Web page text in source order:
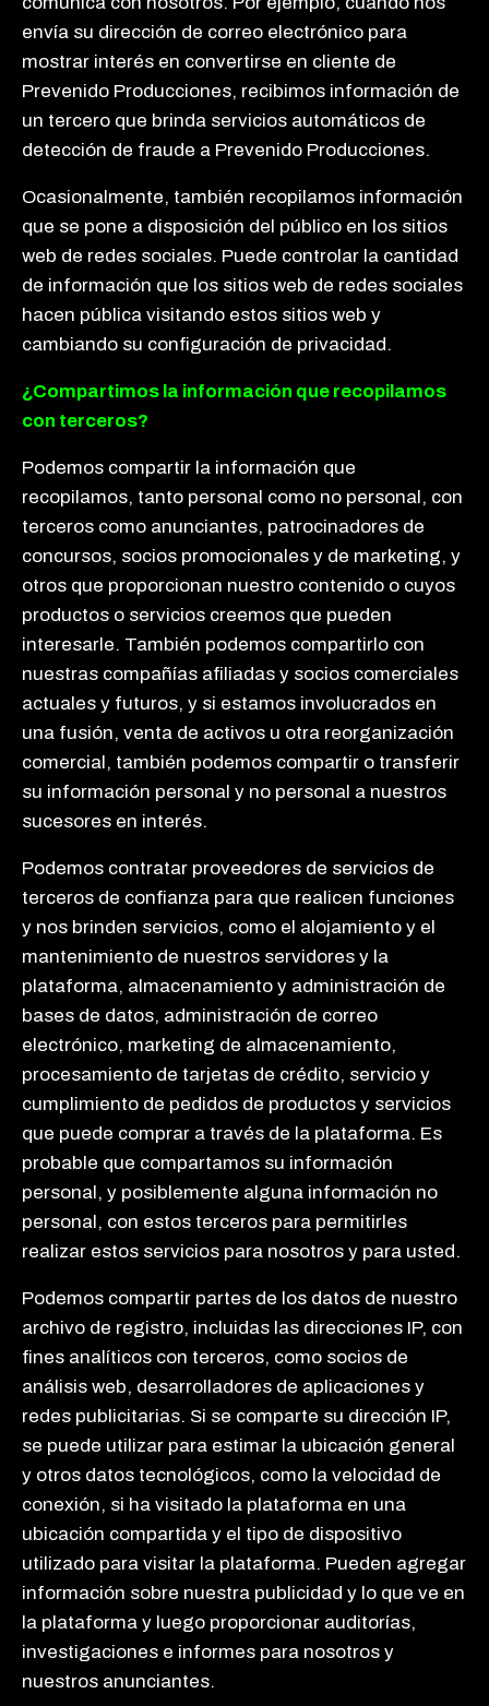
envía su dirección de correo electrónico para
mostrar interés en convertirse en cliente de
Prevenido Producciones, recibimos información de
un tercero que brinda servicios automáticos de
detección de fraude a Prevenido Producciones.
Ocasionalmente, también recopilamos información
que se pone a disposición del público en los sitios
web de redes sociales. Puede controlar la cantidad
de información que los sitios web de redes sociales
hacen pública visitando estos sitios web y
cambiando su configuración de privacidad.
¿Compartimos la información que recopilamos
con terceros?
Podemos compartir la información que
recopilamos, tanto personal como no personal, con
terceros como anunciantes, patrocinadores de
concursos, socios promocionales y de marketing, y
otros que proporcionan nuestro contenido o cuyos
productos o servicios creemos que pueden
interesarle. También podemos compartirlo con
nuestras compañías afiliadas y socios comerciales
actuales y futuros, y si estamos involucrados en
una fusión, venta de activos u otra reorganización
comercial, también podemos compartir o transferir
su información personal y no personal a nuestros
sucesores en interés.
Podemos contratar proveedores de servicios de
terceros de confianza para que realicen funciones
y nos brinden servicios, como el alojamiento y el
mantenimiento de nuestros servidores y la
plataforma, almacenamiento y administración de
bases de datos, administración de correo
electrónico, marketing de almacenamiento,
procesamiento de tarjetas de crédito, servicio y
cumplimiento de pedidos de productos y servicios
que puede comprar a través de la plataforma. Es
probable que compartamos su información
personal, y posiblemente alguna información no
personal, con estos terceros para permitirles
realizar estos servicios para nosotros y para usted.
Podemos compartir partes de los datos de nuestro
archivo de registro, incluidas las direcciones IP, con
fines analíticos con terceros, como socios de
análisis web, desarrolladores de aplicaciones y
redes publicitarias. Si se comparte su dirección IP,
se puede utilizar para estimar la ubicación general
y otros datos tecnológicos, como la velocidad de
conexión, si ha visitado la plataforma en una
ubicación compartida y el tipo de dispositivo
utilizado para visitar la plataforma. Pueden agregar
información sobre nuestra publicidad y lo que ve en
la plataforma y luego proporcionar auditorías,
investigaciones e informes para nosotros y
nuestros anunciantes.